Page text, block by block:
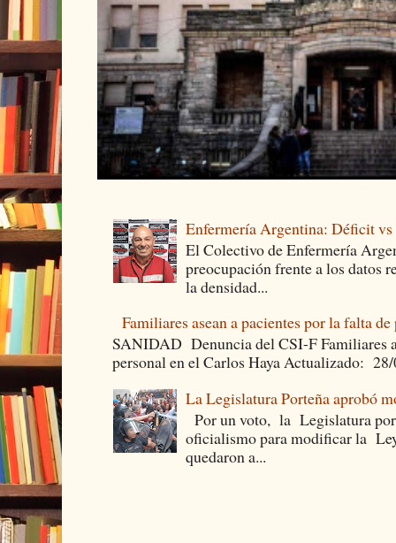
Enfermería Argentina: Déficit
El Colectivo de Enfermería
preocupación frente a los datos
la densidad...
Familiares asean a pacientes por la falta
SANIDAD Denuncia del CSI-F Familiares
personal en el Carlos Haya Actualizado:
La Legislatura Porteña aprobó
Por un voto, la Legislatura
oficialismo para modificar la
quedaron a...